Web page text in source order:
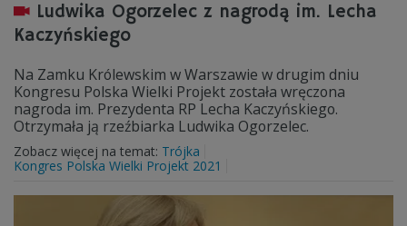
Ludwika Ogorzelec z nagrodą im. Lecha
Kaczyńskiego
Na Zamku Królewskim w Warszawie w drugim dniu
Kongresu Polska Wielki Projekt została wręczona
nagroda im. Prezydenta RP Lecha Kaczyńskiego.
Otrzymała ją rzeźbiarka Ludwika Ogorzelec.
Zobacz więcej na temat: Trójka
Kongres Polska Wielki Projekt 2021